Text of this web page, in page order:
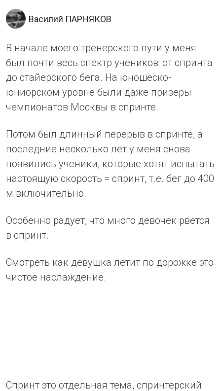
Василий ПАРНЯКОВ
В начале моего тренерского пути у меня
был почти весь спектр учеников: от спринта
до стайерского бега. На юношеско-
юниорском уровне были даже призеры
чемпионатов Москвы в спринте.
Потом был длинный перерыв в спринте, а
последние несколько лет у меня снова
появились ученики, которые хотят испытать
настоящую скорость = спринт, т.е. бег до 400
м включительно.
Особенно радует, что много девочек рвется
в спринт.
Смотреть как девушка летит по дорожке это
чистое наслаждение.
Спринт это отдельная тема, спринтерский